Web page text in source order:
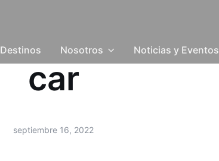
Destinos Nosotros Noticias y Eventos
car
septiembre 16, 2022